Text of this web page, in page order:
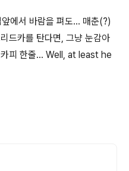
에서 바람을 펴도... 매춘(?)
드카를 탄다면, 그냥 눈감아
피 한줄... Well, at least he